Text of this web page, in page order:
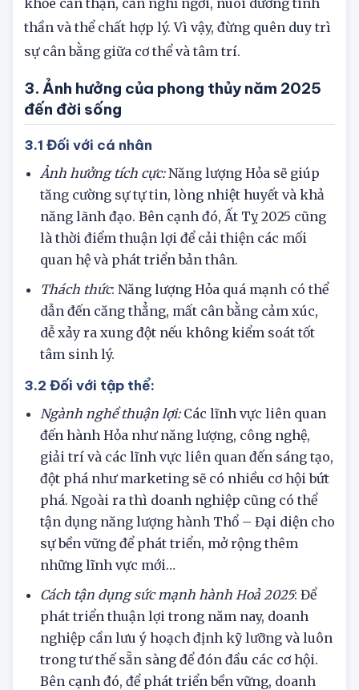
trọng trong năm nay là chú ý chăm sóc sức
khỏe cẩn thận, cần nghỉ ngơi, nuôi dưỡng tinh
thần và thể chất hợp lý. Vì vậy, đừng quên duy trì
sự cân bằng giữa cơ thể và tâm trí.
3. Ảnh hưởng của phong thủy năm 2025
đến đời sống
3.1 Đối với cá nhân
Ảnh hưởng tích cực:
Năng lượng Hỏa sẽ giúp
tăng cường sự tự tin, lòng nhiệt huyết và khả
năng lãnh đạo. Bên cạnh đó, Ất Tỵ 2025 cũng
là thời điểm thuận lợi để cải thiện các mối
quan hệ và phát triển bản thân.
Thách thức
: Năng lượng Hỏa quá mạnh có thể
dẫn đến căng thẳng, mất cân bằng cảm xúc,
dễ xảy ra xung đột nếu không kiểm soát tốt
tâm sinh lý.
3.2 Đối với tập thể:
Ngành nghề thuận lợi:
Các lĩnh vực liên quan
đến hành Hỏa như năng lượng, công nghệ,
giải trí và các lĩnh vực liên quan đến sáng tạo,
đột phá như marketing sẽ có nhiều cơ hội bứt
phá. Ngoài ra thì doanh nghiệp cũng có thể
tận dụng năng lượng hành Thổ – Đại diện cho
sự bền vững để phát triển, mở rộng thêm
những lĩnh vực mới…
Cách tận dụng sức mạnh hành Hoả 2025 : Để
phát triển thuận lợi trong năm nay, doanh
nghiệp cần lưu ý hoạch định kỹ lưỡng và luôn